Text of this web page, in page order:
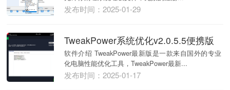
发布时间：2025-01-29
TweakPower系统优化v2.0.5.5便携版
软件介绍 TweakPower最新版是一款来自国外的专业
化电脑性能优化工具，TweakPower最新...
发布时间：2025-01-17